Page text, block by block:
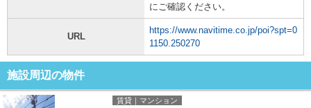
にご確認ください。
URL
https://www.navitime.co.jp/poi?spt=0
1150.250270
施設周辺の物件
賃貸｜マンション